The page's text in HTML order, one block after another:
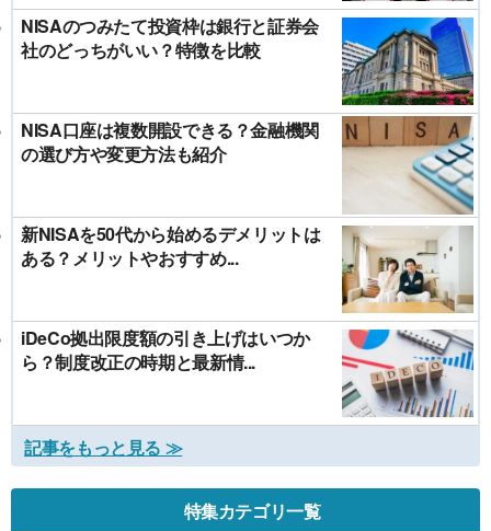
NISAのつみたて投資枠は銀行と証券会
社のどっちがいい？特徴を比較
NISA口座は複数開設できる？金融機関
の選び方や変更方法も紹介
新NISAを50代から始めるデメリットは
ある？メリットやおすすめ...
iDeCo拠出限度額の引き上げはいつか
ら？制度改正の時期と最新情...
記事をもっと見る ≫
特集カテゴリ一覧